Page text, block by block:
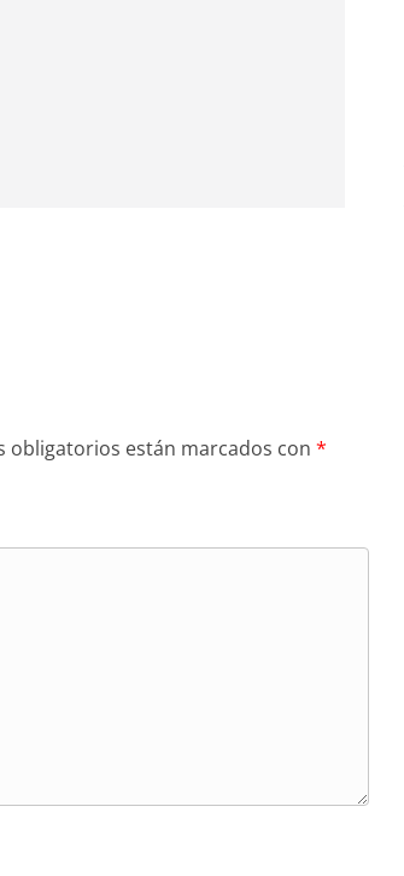
obligatorios están marcados con *